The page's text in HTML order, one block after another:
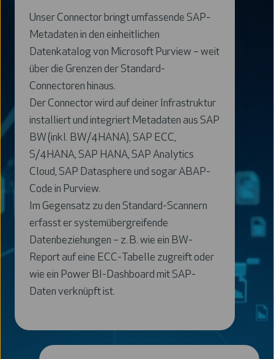
Unser Connector bringt umfassende SAP-
Metadaten in den einheitlichen
Datenkatalog von Microsoft Purview – weit
über die Grenzen der Standard-
Connectoren hinaus.
Der Connector wird auf deiner Infrastruktur
installiert und integriert Metadaten aus SAP
BW (inkl. BW/4HANA), SAP ECC,
S/4HANA, SAP HANA, SAP Analytics
Cloud, SAP Datasphere und sogar ABAP-
Code in Purview.
Im Gegensatz zu den Standard-Scannern
erfasst er systemübergreifende
Datenbeziehungen – z. B. wie ein BW-
Report auf eine ECC-Tabelle zugreift oder
wie ein Power BI-Dashboard mit SAP-
Daten verknüpft ist.